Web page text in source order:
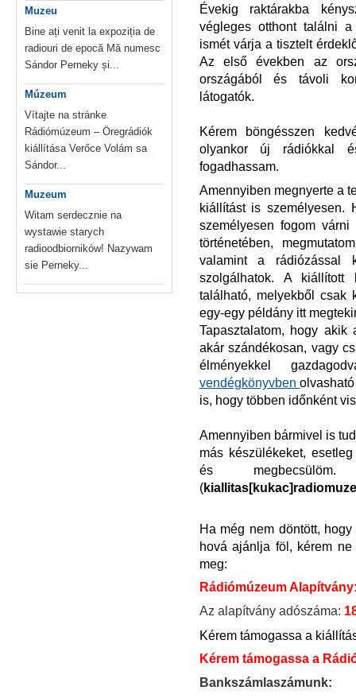
Muzeu
Bine ați venit la expoziția de
radiouri de epocă Mă numesc
Sándor Perneky și...
Múzeum
Vítajte na stránke
Rádiómúzeum – Öregrádiók
kiállítása Verőce Volám sa
Sándor...
Muzeum
Witam serdecznie na
wystawie starych
radioodbiorników! Nazywam
sie Perneky...
Évekig raktárakba
végleges otthont találni
ismét várja a tisztelt
Az első években az
országából és távoli
látogatók.
Kérem böngésszen
olyankor új rádiókkal
fogadhassam.
Amennyiben megnyerte a
kiállítást is személyesen.
személyesen fogom
történetében,
valamint a rádiózással
szolgálhatok. A kiállított
található, melyekből csak
egy-egy példány itt
Tapasztalatom, hogy
akár szándékosan, vagy
élményekkel
vendégkönyvben
is, hogy többen időnként
Amennyiben bármivel is
más készülékeket,
és
(kiallitas[
Ha még nem döntött,
hová ajánlja föl, kérem
meg:
Rádiómúzeum
Az alapítvány adószáma:
Kérem támogassa a
Kérem támogassa a
Bankszámlaszámunk: